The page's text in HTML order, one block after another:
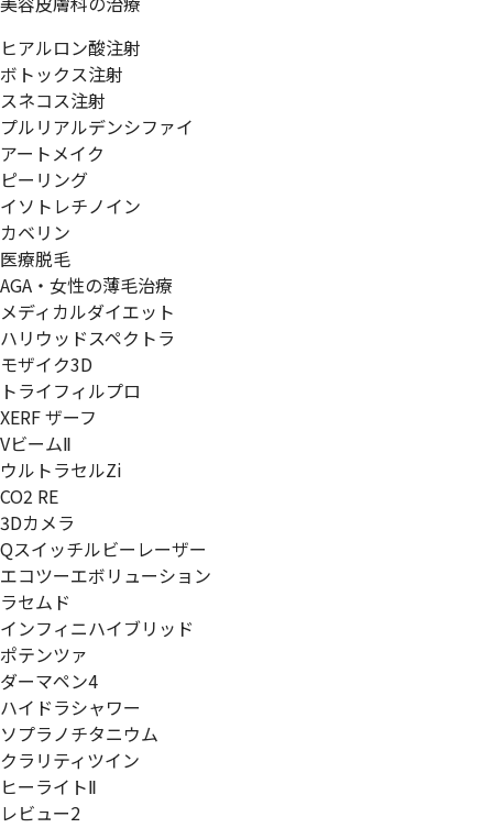
ヒアルロン酸注射
ボトックス注射
スネコス注射
プルリアルデンシファイ
アートメイク
ピーリング
イソトレチノイン
カベリン
医療脱毛
AGA・女性の薄毛治療
メディカルダイエット
ハリウッドスペクトラ
モザイク3D
トライフィルプロ
XERF ザーフ
VビームⅡ
ウルトラセルZi
CO2 RE
3Dカメラ
Qスイッチルビーレーザー
エコツーエボリューション
ラセムド
インフィニハイブリッド
ポテンツァ
ダーマペン4
ハイドラシャワー
ソプラノチタニウム
クラリティツイン
ヒーライトⅡ
レビュー2